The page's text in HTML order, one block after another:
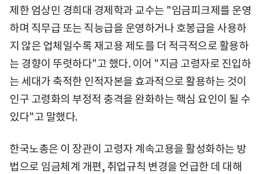
제한 엄상민 경희대 경제학과 교수는 "임금피크제를 운영
하며 직무급 또는 직능급을 운영하거나 호봉급을 사용하
지 않은 업체일수록 재고용 제도를 더 적극적으로 활용하
는 경향이 뚜렷하다"고 했다. 이어 "지금 고령자로 진입하
는 세대가 축적한 인적자본을 효과적으로 활용하는 것이
인구 고령화의 부정적 충격을 완화하는 핵심 요인이 될 수
있다"고 말했다.
한국노총은 이 장관이 고령자 계속고용을 활성화하는 방
법으로 임금체계 개편, 취업규칙 변경을 언급한 데 대해